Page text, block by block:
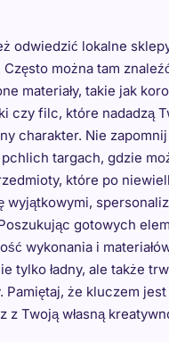
odwiedzić lokalne
można tam
materiały, takie jak
czy filc, które nadadzą
charakter. Nie
targach, gdzie
które po
wyjątkowymi,
gotowych
wykonania i
tylko ładny, ale także
że kluczem jest
z Twoją własną